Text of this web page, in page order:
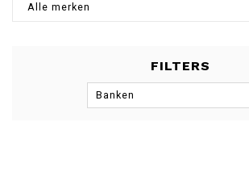
Alle merken
FILTERS
Banken